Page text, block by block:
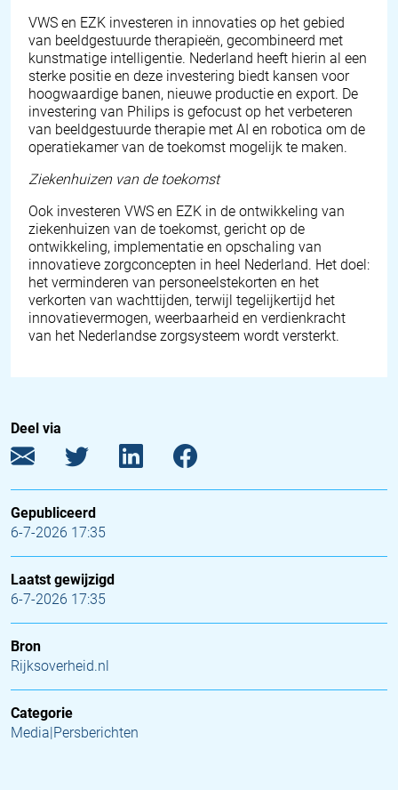
VWS en EZK investeren in innovaties op het gebied
van beeldgestuurde therapieën, gecombineerd met
kunstmatige intelligentie. Nederland heeft hierin al een
sterke positie en deze investering biedt kansen voor
hoogwaardige banen, nieuwe productie en export. De
investering van Philips is gefocust op het verbeteren
van beeldgestuurde therapie met AI en robotica om de
operatiekamer van de toekomst mogelijk te maken.
Ziekenhuizen van de toekomst
Ook investeren VWS en EZK in de ontwikkeling van
ziekenhuizen van de toekomst, gericht op de
ontwikkeling, implementatie en opschaling van
innovatieve zorgconcepten in heel Nederland. Het doel:
het verminderen van personeelstekorten en het
verkorten van wachttijden, terwijl tegelijkertijd het
innovatievermogen, weerbaarheid en verdienkracht
van het Nederlandse zorgsysteem wordt versterkt.
Deel via
Gepubliceerd
6-7-2026 17:35
Laatst gewijzigd
6-7-2026 17:35
Bron
Rijksoverheid.nl
Categorie
Media|Persberichten